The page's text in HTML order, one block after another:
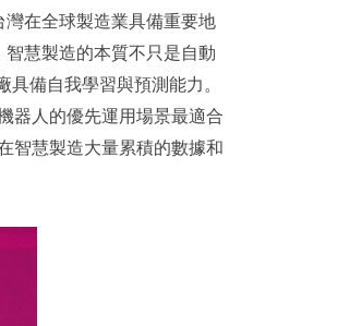
在全球製造業具備重要地
慧製造的本質不只是自動
備自我學習與預測能力。
器人的優先運用場景最適合
智慧製造大量累積的數據和